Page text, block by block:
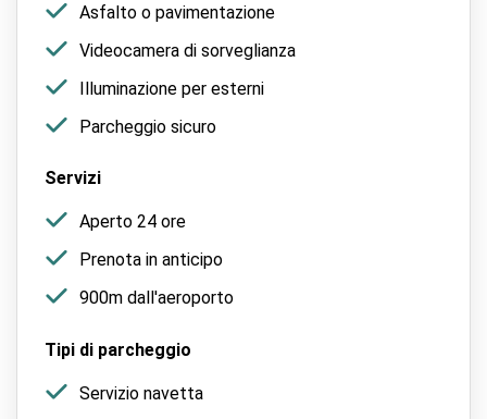
Asfalto o pavimentazione
Videocamera di sorveglianza
Illuminazione per esterni
Parcheggio sicuro
Servizi
Aperto 24 ore
Prenota in anticipo
900m dall'aeroporto
Tipi di parcheggio
Servizio navetta